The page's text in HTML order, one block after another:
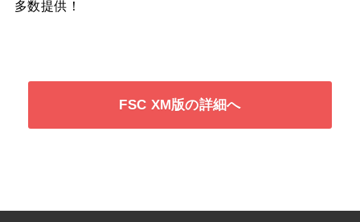
多数提供！
FSC XM版の詳細へ